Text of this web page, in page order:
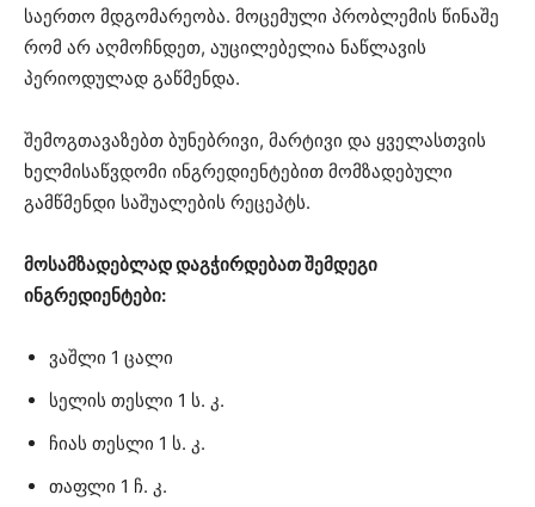
საერთო მდგომარეობა. მოცემული პრობლემის წინაშე
რომ არ აღმოჩნდეთ, აუცილებელია ნაწლავის
პერიოდულად გაწმენდა.
შემოგთავაზებთ ბუნებრივი, მარტივი და ყველასთვის
ხელმისაწვდომი ინგრედიენტებით მომზადებული
გამწმენდი საშუალების რეცეპტს.
მოსამზადებლად დაგჭირდებათ შემდეგი
ინგრედიენტები:
ვაშლი 1 ცალი
სელის თესლი 1 ს. კ.
ჩიას თესლი 1 ს. კ.
თაფლი 1 ჩ. კ.